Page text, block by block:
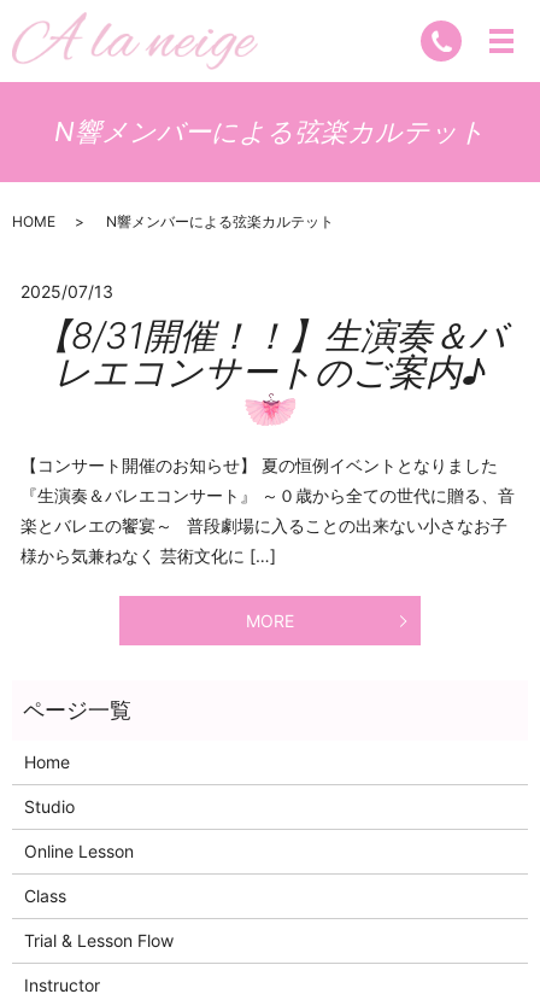
N響メンバーによる弦楽カルテット
HOME N響メンバーによる弦楽カルテット
2025/07/13
【8/31開催！！】生演奏＆バ
レエコンサートのご案内♪
【コンサート開催のお知らせ】 夏の恒例イベントとなりました
『生演奏＆バレエコンサート』 ～０歳から全ての世代に贈る、音
楽とバレエの饗宴～ 普段劇場に入ることの出来ない小さなお子
様から気兼ねなく 芸術文化に […]
MORE
Home
Studio
Online Lesson
Class
Trial & Lesson Flow
Instructor